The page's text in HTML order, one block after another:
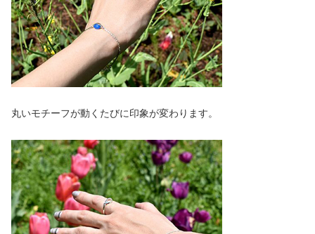
丸いモチーフが動くたびに印象が変わります。